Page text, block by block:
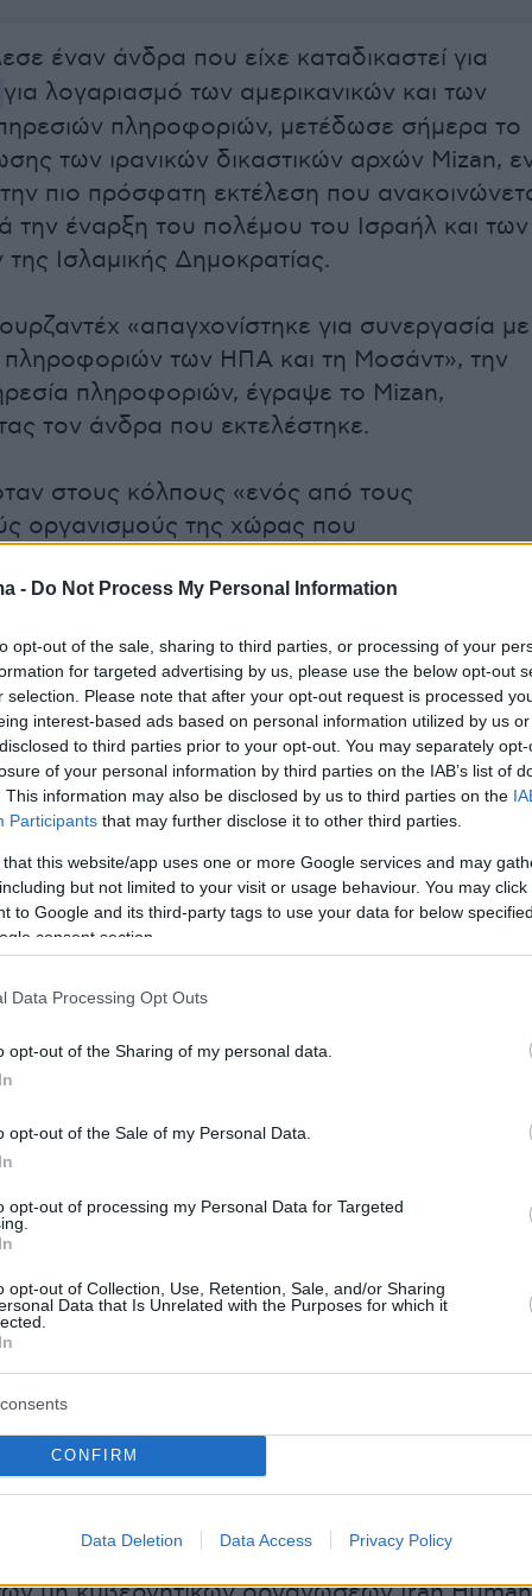
- Do Not Process My Personal Information
opt-out of the sale, sharing to third parties, or processing of your
for targeted advertising by us, please use the below opt-out
selection. Please note that after your opt-out request is processed
interest-based ads based on personal information utilized by us
to third parties prior to your opt-out. You may separately
of your personal information by third parties on the IAB’s list of
This information may also be disclosed by us to third parties on the
Participants that may further disclose it to other third parties.
that this website/app uses one or more Google services and may
but not limited to your visit or usage behaviour. You may
to Google and its third-party tags to use your data for below
consent section.
Data Processing Opt Outs
opt-out of the Sharing of my personal data.
opt-out of the Sale of my Personal Data.
opt-out of processing my Personal Data for Targeted
opt-out of Collection, Use, Retention, Sale, and/or Sharing
Data that Is Unrelated with the Purposes for which it
CONFIRM
Data Deletion Data Access Privacy Policy
έναν άνδρα που είχε καταδικαστεί για
για λογαριασμό των αμερικανικών και των
πληροφοριών, μετέδωσε σήμερα το
των ιρανικών δικαστικών αρχών Mizan,
την πιο πρόσφατη εκτέλεση που
την έναρξη του πολέμου του Ισραήλ και των
Ισλαμικής Δημοκρατίας.
«απαγχονίστηκε για συνεργασία με
πληροφοριών των ΗΠΑ και τη Μοσάντ», την
πληροφοριών, έγραψε το Mizan,
τον άνδρα που εκτελέστηκε.
στους κόλπους «ενός από τους
οργανισμούς της χώρας που
τον κατηγορεί ότι μετέφερε «εν γνώσει» του
οργάνωση υπεράσπισης των ανθρωπίνων
Iran Human Rights Society, ο Σακουρζαντέχ,
της αεροδιαστημικής μηχανικής, είχε
2025 και εξαναγκάστηκε σε ομολογία.
κατηγορείται εδώ και καιρό από
υποψιάζονται ότι χρησιμοποιεί το
πρόγραμμα για την ανάπτυξη των
τους βαλλιστικούς πυραύλους.
, έχουν πολλαπλασιαστεί στο Ιράν
του πολέμου την 28η Φεβρουαρίου με
πλήγματα εναντίον της Ισλαμικής
εβδομάδα, τρεις άνδρες απαγχονίστηκαν
ανάμειξή τους στις διαδηλώσεις που
Ιράν τον Δεκέμβριο και τον Ιανουάριο.
υπεράσπισης των ανθρωπίνων
μεταξύ των οποίων η Διεθνής Αμνηστία, το
Κίνα.
εκτέλεσαν τουλάχιστον 1.639 ανθρώπους
ρεκόρ από το 1989, σύμφωνα με πρόσφατη